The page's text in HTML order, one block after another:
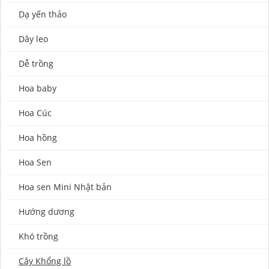
Dạ yến thảo
Dây leo
Dễ trồng
Hoa baby
Hoa Cúc
Hoa hồng
Hoa Sen
Hoa sen Mini Nhật bản
Hướng dương
Khó trồng
Cây Khổng lồ